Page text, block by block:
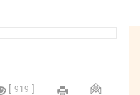
919